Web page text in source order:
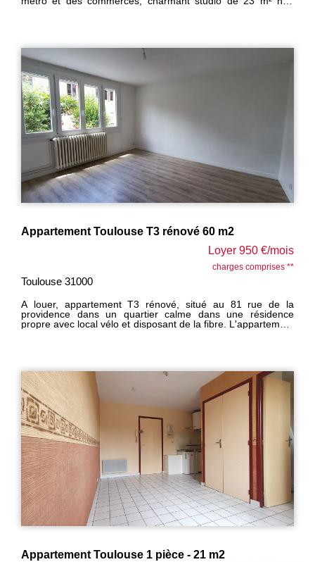
Appartement Toulouse T3 rénové 60 m2
Loyer 950 €/mois
charges comprises **
Toulouse 31000
A louer, appartement T3 rénové, situé au 81 rue de la
providence dans un quartier calme dans une résidence
propre avec local vélo et disposant de la fibre. L'appartement
est rénovée et équipée du branchement pour une machine à
laver. Les WC sont séparés. Double vitrage. Un cellier vient
compléter le bien.
Appartement Toulouse 1 pièce - 21 m2